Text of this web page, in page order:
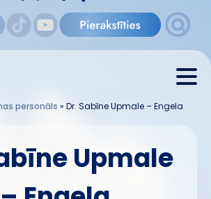
personāls » Dr. Sabīne Upmale – Engela
Upmale